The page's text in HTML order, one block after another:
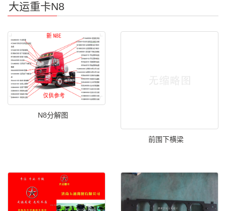
大运重卡N8
N8分解图
前围下横梁